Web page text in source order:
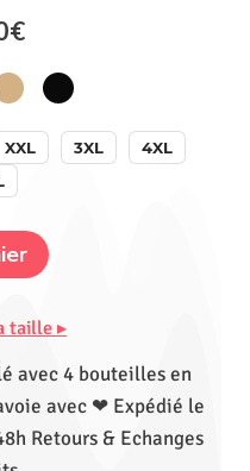
€
XXL 3XL
4XL
taille ▸
avec 4 bouteilles en
avec ❤ Expédié le
Retours & Echanges